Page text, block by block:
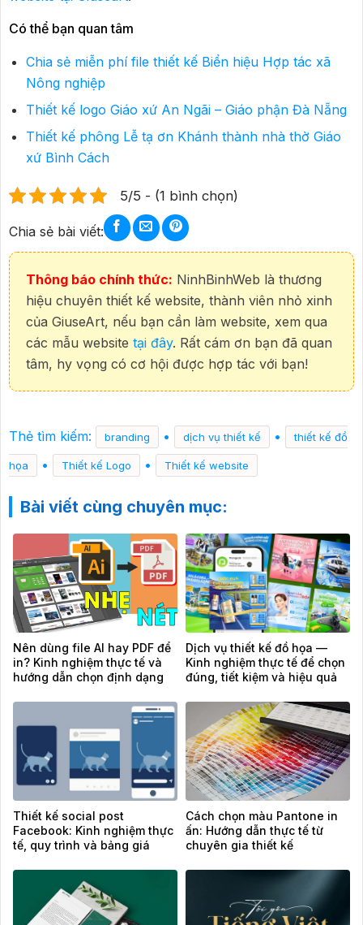
Có thể bạn quan tâm
Chia sẻ miễn phí file thiết kế Biển hiệu Hợp tác xã
Nông nghiệp
Thiết kế logo Giáo xứ An Ngãi – Giáo phận Đà Nẵng
Thiết kế phông Lễ tạ ơn Khánh thành nhà thờ Giáo
xứ Bình Cách
5/5 - (1 bình chọn)
Chia sẻ bài viết:
Thông báo chính thức: NinhBinhWeb là thương
hiệu chuyên thiết kế website, thành viên nhỏ xinh
của GiuseArt, nếu bạn cần làm website, xem qua
các mẫu website tại đây. Rất cám ơn bạn đã quan
tâm, hy vọng có cơ hội được hợp tác với bạn!
Thẻ tìm kiếm: branding • dịch vụ thiết kế • thiết kế đồ
họa • Thiết kế Logo • Thiết kế website
Bài viết cùng chuyên mục:
Nên dùng file AI hay PDF để
in? Kinh nghiệm thực tế và
hướng dẫn chọn định dạng
Dịch vụ thiết kế đồ họa —
Kinh nghiệm thực tế để chọn
đúng, tiết kiệm và hiệu quả
Thiết kế social post
Facebook: Kinh nghiệm thực
tế, quy trình và bảng giá
Cách chọn màu Pantone in
ấn: Hướng dẫn thực tế từ
chuyên gia thiết kế